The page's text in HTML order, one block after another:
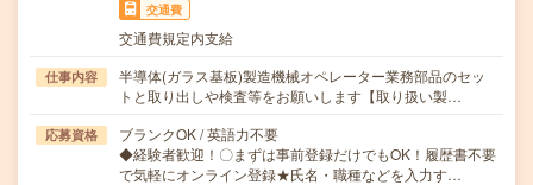
交通費
交通費規定内支給
仕事内容
半導体(ガラス基板)製造機械オペレーター業務部品のセッ
トと取り出しや検査等をお願いします【取り扱い製…
応募資格
ブランクOK / 英語力不要
◆経験者歓迎！〇まずは事前登録だけでもOK！履歴書不要
で気軽にオンライン登録★氏名・職種などを入力す…